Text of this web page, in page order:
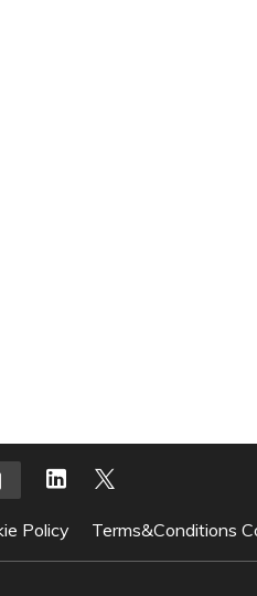
Policy Terms&Conditions